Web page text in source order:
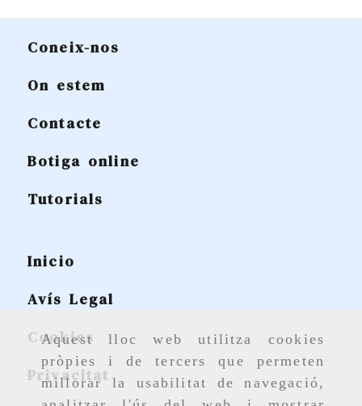
Aquest lloc web utilitza cookies
pròpies i de tercers que permeten
millorar la usabilitat de navegació,
Coneix-nos
On estem
Contacte
Botiga online
Tutorials
Inicio
Avís Legal
Cookies
Privacitat